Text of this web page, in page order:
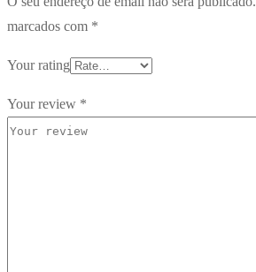
marcados com *
Your rating
Your review *